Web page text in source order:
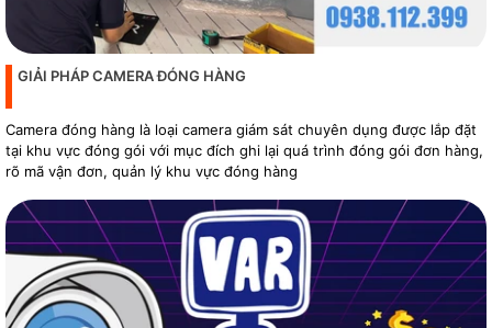
GIẢI PHÁP CAMERA ĐÓNG HÀNG
Camera đóng hàng là loại camera giám sát chuyên dụng được lắp đặt
tại khu vực đóng gói với mục đích ghi lại quá trình đóng gói đơn hàng,
rõ mã vận đơn, quản lý khu vực đóng hàng